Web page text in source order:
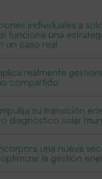
individuales a
funciona una
un caso real
realmente
compartido
su transición
diagnóstico solar
una nueva
optimizar la gestión